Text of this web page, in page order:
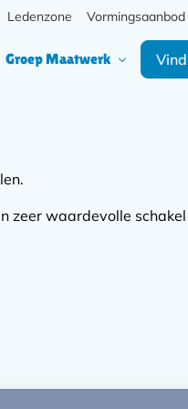
Hoofd
Groep Maatwerk
Meta
Ledenzone Vormingsaanbod
zeer waardevolle